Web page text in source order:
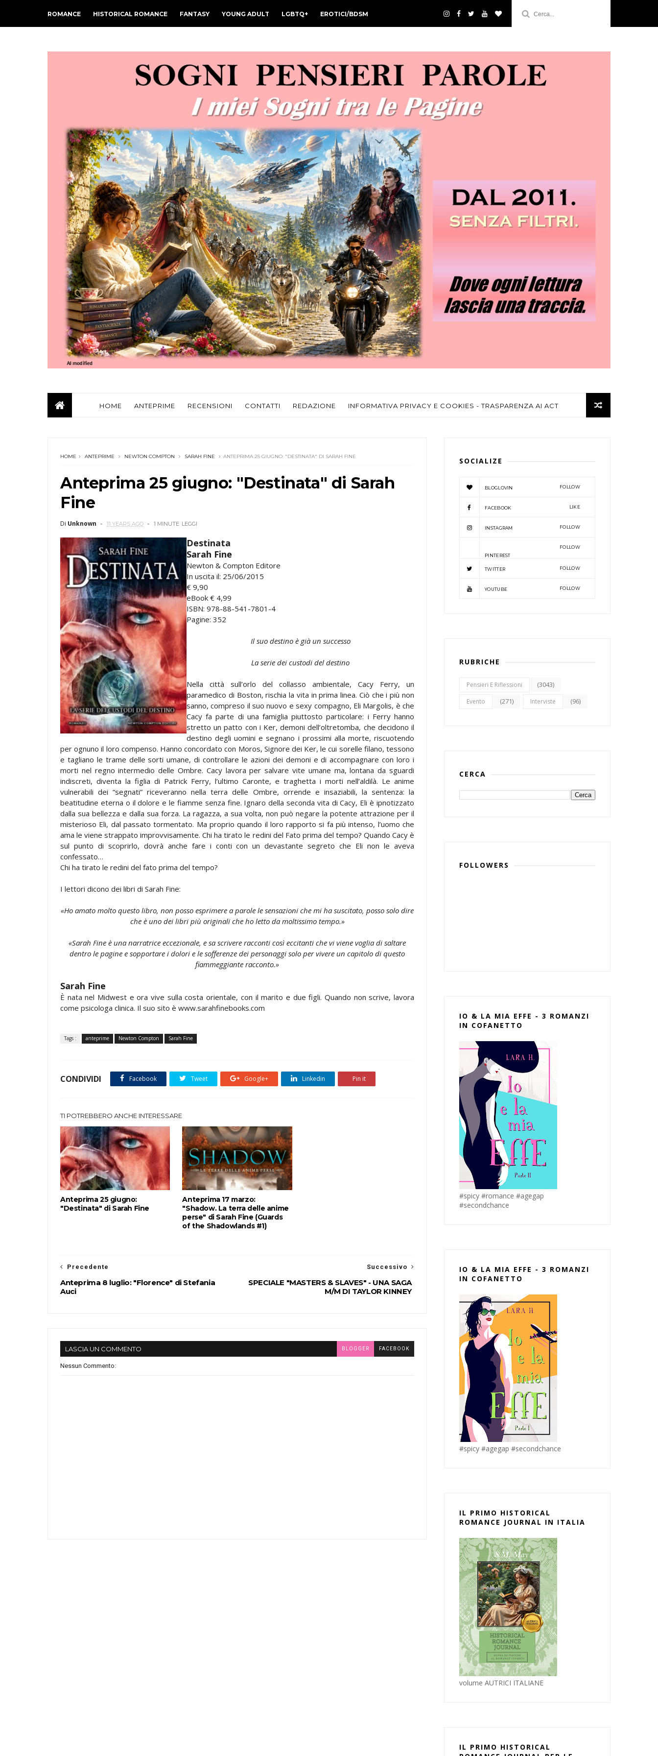
ROMANCE HISTORICAL ROMANCE FANTASY YOUNG ADULT LGBTQ+ EROTICI/BDSM
HOME ANTEPRIME RECENSIONI CONTATTI REDAZIONE INFORMATIVA PRIVACY E COOKIES - TRASPARENZA AI ACT
HOME ANTEPRIME NEWTON COMPTON SARAH FINE ANTEPRIMA 25 GIUGNO: "DESTINATA" DI SARAH FINE
Anteprima 25 giugno: "Destinata" di Sarah
Fine
Di Unknown 11 YEARS AGO 1 MINUTE LEGGI
Destinata
Sarah Fine
Newton & Compton Editore
In uscita il: 25/06/2015
€ 9,90
eBook € 4,99
ISBN: 978-88-541-7801-4
Pagine: 352
Il suo destino è già un successo
La serie dei custodi del destino
Nella città sull’orlo del collasso ambientale, Cacy Ferry, un
paramedico di Boston, rischia la vita in prima linea. Ciò che i più non
sanno, compreso il suo nuovo e sexy compagno, Eli Margolis, è che
Cacy fa parte di una famiglia piuttosto particolare: i Ferry hanno
stretto un patto con i Ker, demoni dell’oltretomba, che decidono il
destino degli uomini e segnano i prossimi alla morte, riscuotendo
per ognuno il loro compenso. Hanno concordato con Moros, Signore dei Ker, le cui sorelle filano, tessono
e tagliano le trame delle sorti umane, di controllare le azioni dei demoni e di accompagnare con loro i
morti nel regno intermedio delle Ombre. Cacy lavora per salvare vite umane ma, lontana da sguardi
indiscreti, diventa la figlia di Patrick Ferry, l’ultimo Caronte, e traghetta i morti nell’aldilà. Le anime
vulnerabili dei “segnati” riceveranno nella terra delle Ombre, orrende e insaziabili, la sentenza: la
beatitudine eterna o il dolore e le fiamme senza fine. Ignaro della seconda vita di Cacy, Eli è ipnotizzato
dalla sua bellezza e dalla sua forza. La ragazza, a sua volta, non può negare la potente attrazione per il
misterioso Eli, dal passato tormentato. Ma proprio quando il loro rapporto si fa più intenso, l’uomo che
ama le viene strappato improvvisamente. Chi ha tirato le redini del Fato prima del tempo? Quando Cacy è
sul punto di scoprirlo, dovrà anche fare i conti con un devastante segreto che Eli non le aveva
confessato…
Chi ha tirato le redini del fato prima del tempo?
I lettori dicono dei libri di Sarah Fine:
«Ho amato molto questo libro, non posso esprimere a parole le sensazioni che mi ha suscitato, posso solo dire
che è uno dei libri più originali che ho letto da moltissimo tempo.»
«Sarah Fine è una narratrice eccezionale, e sa scrivere racconti così eccitanti che vi viene voglia di saltare
dentro le pagine e sopportare i dolori e le sofferenze dei personaggi solo per vivere un capitolo di questo
fiammeggiante racconto.»
Sarah Fine
È nata nel Midwest e ora vive sulla costa orientale, con il marito e due figli. Quando non scrive, lavora
come psicologa clinica. Il suo sito è www.sarahfinebooks.com
Tags : anteprime Newton Compton Sarah Fine
CONDIVIDI Facebook Tweet Google+ Linkedin Pin it
TI POTREBBERO ANCHE INTERESSARE
Anteprima 25 giugno:
"Destinata" di Sarah Fine
Anteprima 17 marzo:
"Shadow. La terra delle anime
perse" di Sarah Fine (Guards
of the Shadowlands #1)
Successivo
SPECIALE "MASTERS & SLAVES" - UNA SAGA
M/M DI TAYLOR KINNEY
Precedente
Anteprima 8 luglio: "Florence" di Stefania
Auci
LASCIA UN COMMENTO BLOGGER FACEBOOK
Nessun Commento:
SOCIALIZE
BLOGLOVIN FOLLOW
FACEBOOK LIKE
INSTAGRAM FOLLOW
PINTEREST
FOLLOW
TWITTER FOLLOW
YOUTUBE FOLLOW
RUBRICHE
Pensieri E Riflessioni (3043)
Evento (271) Interviste (96)
CERCA
FOLLOWERS
IO & LA MIA EFFE - 3 ROMANZI
IN COFANETTO
#spicy #romance #agegap
#secondchance
IO & LA MIA EFFE - 3 ROMANZI
IN COFANETTO
#spicy #agegap #secondchance
IL PRIMO HISTORICAL
ROMANCE JOURNAL IN ITALIA
volume AUTRICI ITALIANE
IL PRIMO HISTORICAL